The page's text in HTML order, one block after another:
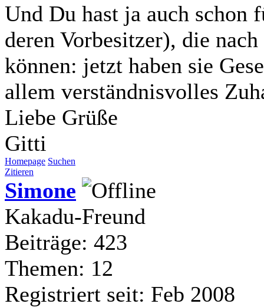
Und Du hast ja auch schon
deren Vorbesitzer), die
können: jetzt haben sie
allem verständnisvolles
Liebe Grüße
Gitti
Homepage Suchen
Zitieren
Simone
Kakadu-Freund
Beiträge: 423
Themen: 12
Registriert seit: Feb 2008